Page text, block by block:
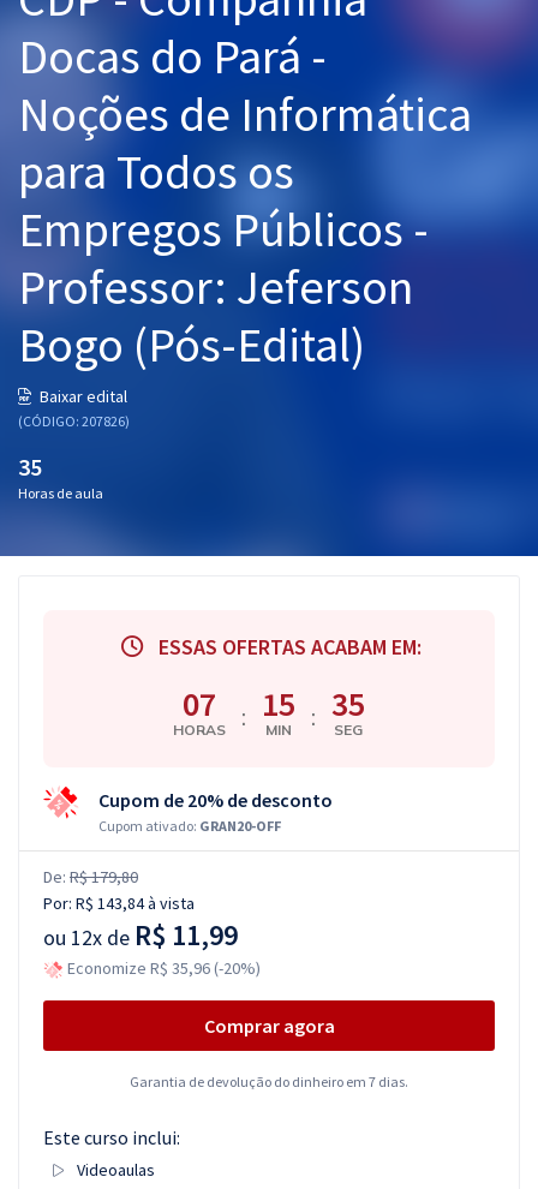
Graduação
OAB
Mentorias
Questões grátis
Conteúdo gratuito
Blog
Aprovados
Atendimento
Docas do Pará -
Noções de Informática
para Todos os
Empregos Públicos -
Professor: Jeferson
Bogo (Pós-Edital)
Baixar edital
(CÓDIGO: 207826)
35
Horas de aula
ESSAS OFERTAS ACABAM EM:
07
HORAS : 15
MIN : 34
SEG
Cupom de 20% de desconto
Cupom ativado: GRAN20-OFF
De: R$ 179,80
Por: R$ 143,84à vista
ou 12x de R$ 11,99
Economize R$ 35,96 (-20%)
Comprar agora
Garantia de devolução do dinheiro em 7 dias.
Este curso inclui:
Videoaulas